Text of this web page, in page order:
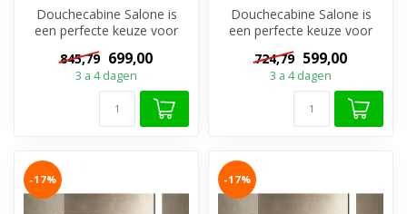
Douchecabine Salone is
een perfecte keuze voor
ruime, st...
845,79 699,00
3 a 4 dagen
Douchecabine Salone is
een perfecte keuze voor
ruime, st...
724,79 599,00
3 a 4 dagen
-17% -17%